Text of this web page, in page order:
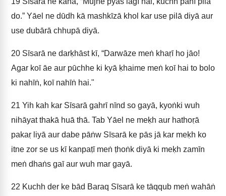
do.” Yāel ne dūdh kā mashkīzā khol kar use pilā diyā aur
use dubārā chhupā diyā.
20 Sīsarā ne darḳhāst kī, “Darwāze meṅ khaṛī ho jāo!
Agar koī āe aur pūchhe ki kyā ḳhaime meṅ koī hai to bolo
ki nahīṅ, koī nahīṅ hai."
21 Yih kah kar Sīsarā gahrī nīnd so gayā, kyoṅki wuh
nihāyat thakā huā thā. Tab Yāel ne meḳh aur hathoṛā
pakaṛ liyā aur dabe pāṅw Sīsarā ke pās jā kar meḳh ko
itne zor se us kī kanpaṭī meṅ ṭhoṅk diyā ki meḳh zamīn
meṅ dhaṅs gaī aur wuh mar gayā.
22 Kuchh der ke bād Baraq Sīsarā ke tāqqub meṅ wahāṅ